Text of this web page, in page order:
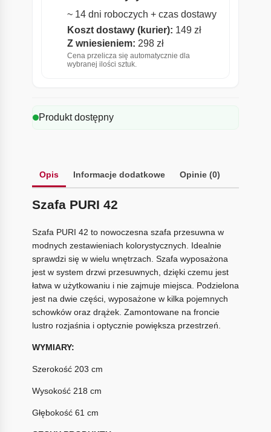
~ 14 dni roboczych + czas dostawy
Koszt dostawy (kurier): 149 zł
Z wniesieniem: 298 zł
Cena przelicza się automatycznie dla
wybranej ilości sztuk.
Produkt dostępny
Opis Informacje dodatkowe Opinie (0)
Szafa PURI 42
Szafa PURI 42 to nowoczesna szafa przesuwna w
modnych zestawieniach kolorystycznych. Idealnie
sprawdzi się w wielu wnętrzach. Szafa wyposażona
jest w system drzwi przesuwnych, dzięki czemu jest
łatwa w użytkowaniu i nie zajmuje miejsca. Podzielona
jest na dwie części, wyposażone w kilka pojemnych
schowków oraz drążek. Zamontowane na froncie
lustro rozjaśnia i optycznie powiększa przestrzeń.
WYMIARY:
Szerokość 203 cm
Wysokość 218 cm
Głębokość 61 cm